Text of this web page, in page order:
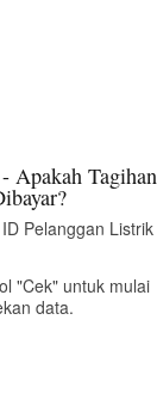
Apakah Tagihan
Pelanggan Listrik
"Cek" untuk mulai
data.